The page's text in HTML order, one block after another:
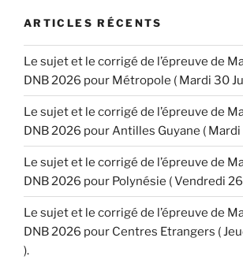
ARTICLES RÉCENTS
Le sujet et le corrigé de l’épreuve de
DNB 2026 pour Métropole ( Mardi 30
Le sujet et le corrigé de l’épreuve de
DNB 2026 pour Antilles Guyane (
Le sujet et le corrigé de l’épreuve de
DNB 2026 pour Polynésie ( Vendredi
Le sujet et le corrigé de l’épreuve de
DNB 2026 pour Centres Etrangers (
).